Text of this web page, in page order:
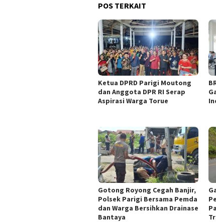
POS TERKAIT
‎Ketua DPRD Parigi Moutong
dan Anggota DPR RI Serap
Aspirasi Warga Torue
Gotong Royong Cegah Banjir,
Polsek Parigi Bersama Pemda
dan Warga Bersihkan Drainase
Bantaya